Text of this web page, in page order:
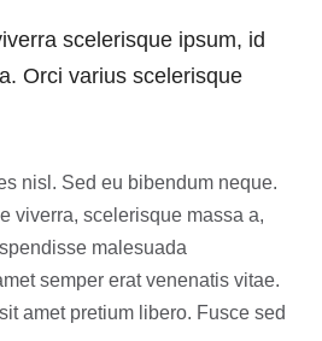
scelerisque ipsum, id
Orci varius scelerisque
nisl. Sed eu bibendum neque.
viverra, scelerisque massa a,
malesuada
semper erat venenatis vitae.
amet pretium libero. Fusce sed